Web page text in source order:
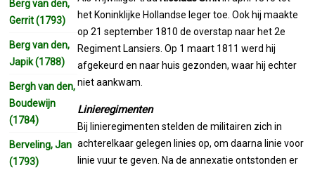
het Koninklijke Hollandse leger toe. Ook hij maakte
op 21 september 1810 de overstap naar het 2e
Regiment Lansiers. Op 1 maart 1811 werd hij
afgekeurd en naar huis gezonden, waar hij echter
niet aankwam.
Linieregimenten
Bij linieregimenten stelden de militairen zich in
achterelkaar gelegen linies op, om daarna linie voor
linie vuur te geven. Na de annexatie ontstonden er
Berg van den,
Gerrit (1793)
Berg van den,
Japik (1788)
Bergh van den,
Boudewijn
(1784)
Berveling, Jan
(1793)